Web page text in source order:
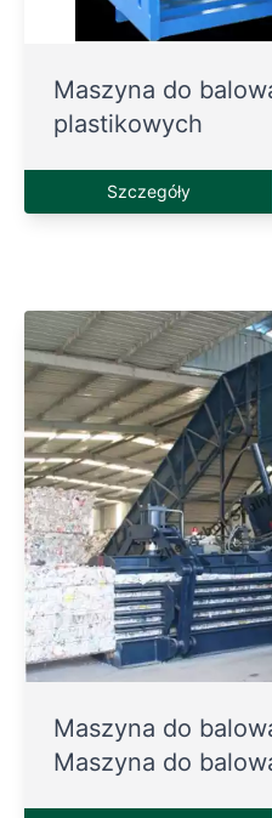
Maszyna do
plastikowych
Szczegóły
Maszyna do
Maszyna do